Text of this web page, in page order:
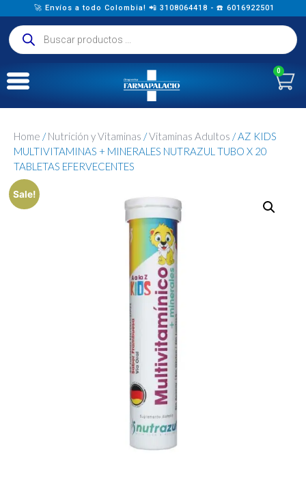
🚀 Envíos a todo Colombia! 📲 3108064418 - ☎️ 6016922501
0
Home /Nutrición y Vitaminas /Vitaminas Adultos / AZ KIDS
MULTIVITAMINAS + MINERALES NUTRAZUL TUBO X 20
TABLETAS EFERVECENTES
Sale!